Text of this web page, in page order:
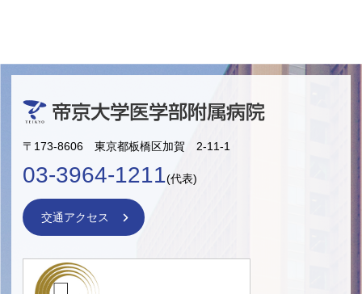
〒173-8606 東京都板橋区加賀 2-11-1
03-3964-1211(代表)
交通アクセス